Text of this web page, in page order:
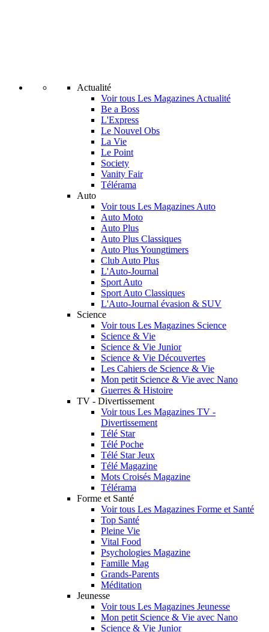
Actualité
Voir tous Les Magazines Actualité
Be a Boss
L'Express
Le Nouvel Obs
La Vie
Le Point
Society
Vanity Fair
Télérama
Auto
Voir tous Les Magazines Auto
Auto Moto
Auto Plus
Auto Plus Classiques
Auto Plus Youngtimers
Club Auto Plus
L'Auto-Journal
Sport Auto
Sport Auto Classiques
L'Auto-Journal évasion & SUV
Science
Voir tous Les Magazines Science
Science & Vie
Science & Vie Junior
Science & Vie Découvertes
Les Cahiers de Science & Vie
Mon petit Science & Vie avec Nano
Guerres & Histoire
TV - Divertissement
Voir tous Les Magazines TV -
Divertissement
Télé Star
Télé Poche
Télé Star Jeux
Télé Magazine
Mots Croisés Magazine
Télérama
Forme et Santé
Voir tous Les Magazines Forme et Santé
Top Santé
Pleine Vie
Vital Food
Psychologies Magazine
Famille Mag
Grands-Parents
Méditation
Jeunesse
Voir tous Les Magazines Jeunesse
Mon petit Science & Vie avec Nano
Science & Vie Junior